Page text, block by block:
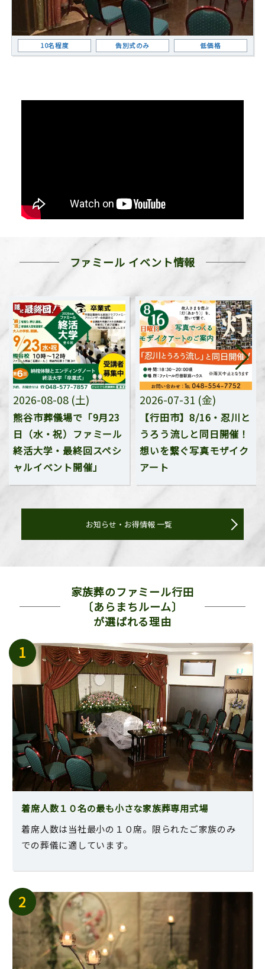
10名程度 告別式のみ 低価格
ファミール イベント情報
2026-08-08 (土)
熊谷市葬儀場で「9月23
日（水・祝）ファミール
終活大学・最終回スペシ
ャルイベント開催」
2026-07-31 (金)
【行田市】8/16・忍川と
うろう流しと同日開催！
想いを繋ぐ写真モザイク
アート
お知らせ・お得情報 一覧
家族葬のファミール行田
〔あらまちルーム〕
が選ばれる理由
着席人数１０名の最も小さな家族葬専用式場
着席人数は当社最小の１０席。限られたご家族のみ
での葬儀に適しています。